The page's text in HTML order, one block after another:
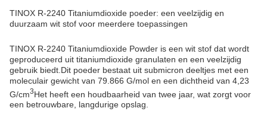
TINOX R-2240 Titaniumdioxide poeder: een veelzijdig en
duurzaam wit stof voor meerdere toepassingen
TINOX R-2240 Titaniumdioxide Powder is een wit stof dat wordt
geproduceerd uit titaniumdioxide granulaten en een veelzijdig
gebruik biedt.Dit poeder bestaat uit submicron deeltjes met een
moleculair gewicht van 79.866 G/mol en een dichtheid van 4,23
G/cm3Het heeft een houdbaarheid van twee jaar, wat zorgt voor
een betrouwbare, langdurige opslag.